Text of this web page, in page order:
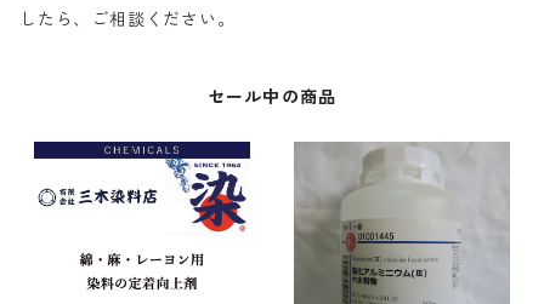
したら、ご相談ください。
セール中の商品